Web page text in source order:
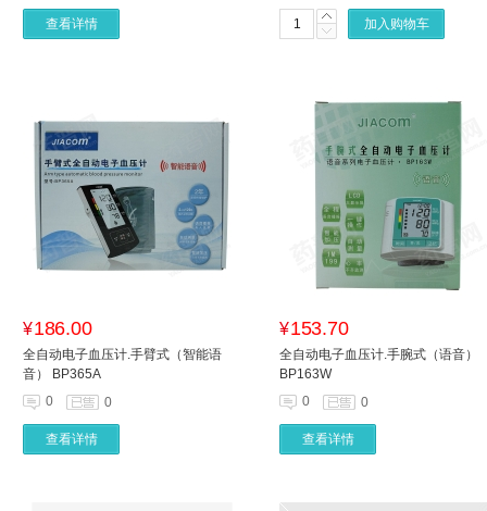
查看详情 加入购物车
¥186.00
全自动电子血压计.手臂式（智能语
音） BP365A
0
0
查看详情
¥153.70
全自动电子血压计.手腕式（语音）
BP163W
0
0
查看详情